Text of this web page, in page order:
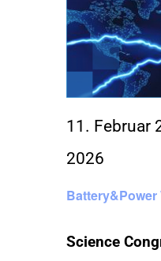
Battery&Power
11. Februar
2026
Science